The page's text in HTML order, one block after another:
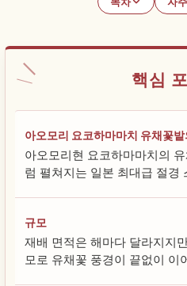
핵심
아오모리 요코하마마치 유채꽃밭
아오모리현 요코하마마치의
럼 펼쳐지는 일본 최대급 절경
규모
재배 면적은 해마다 달라지지
모로 유채꽃 풍경이 끝없이 이